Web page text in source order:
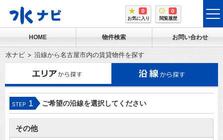
0
お気に入り
0
閲覧履歴
HOME 物件検索 お問い合わせ
水ナビ 沿線から名古屋市内の賃貸物件を探す
STEP 1 ご希望の沿線を選択してください
その他